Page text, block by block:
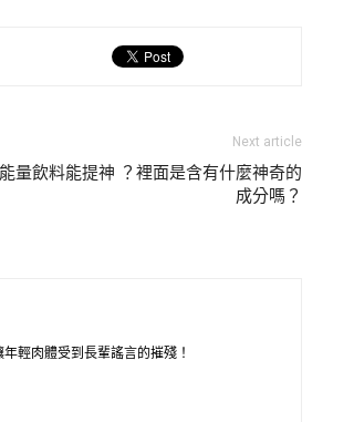
Next article
量飲料能提神 ？裡面是含有什麼神奇的
成分嗎？
輕肉體受到長輩謠言的摧殘！